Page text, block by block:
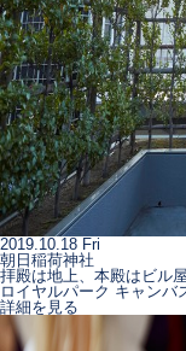
2019.10.18 Fri
朝日稲荷神社
拝殿は地上、本殿はビル
ロイヤルパーク キャンバ
詳細を見る